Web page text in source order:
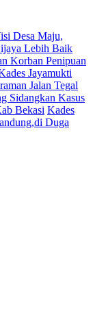
Desa Maju,
Lebih Baik
Korban Penipuan
Jayamukti
Jalan Tegal
Sidangkan Kasus
Bekasi Kades
Duga